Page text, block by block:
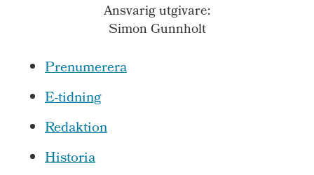
Ansvarig utgivare:
Simon Gunnholt
Prenumerera
E-tidning
Redaktion
Historia